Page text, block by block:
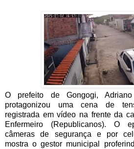
O prefeito de Gongogi, Adriano
protagonizou uma cena de
registrada em vídeo na frente da
Enfermeiro (Republicanos). O
câmeras de segurança e por
mostra o gestor municipal